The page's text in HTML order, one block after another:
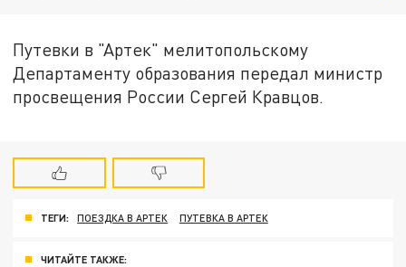
Путевки в "Артек" мелитопольскому
Департаменту образования передал министр
просвещения России Сергей Кравцов.
ТЕГИ: ПОЕЗДКА В АРТЕК ПУТЕВКА В АРТЕК
ЧИТАЙТЕ ТАКЖЕ: